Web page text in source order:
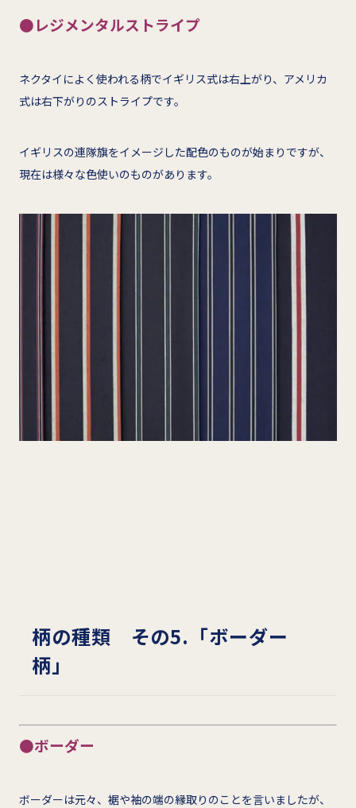
●レジメンタルストライプ
ネクタイによく使われる柄でイギリス式は右上がり、アメリカ
式は右下がりのストライプです。
イギリスの連隊旗をイメージした配色のものが始まりですが、
現在は様々な色使いのものがあります。
柄の種類 その5.「ボーダー
柄」
●ボーダー
ボーダーは元々、裾や袖の端の縁取りのことを言いましたが、